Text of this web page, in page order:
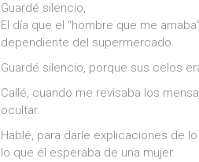
Guardé silencio,
El día que el “hombre que me
dependiente del supermercado.
Guardé silencio, porque sus celos
Callé, cuando me revisaba los
ocultar.
Hablé, para darle explicaciones de
lo que él esperaba de una mujer.